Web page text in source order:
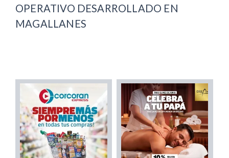
OPERATIVO DESARROLLADO EN
MAGALLANES